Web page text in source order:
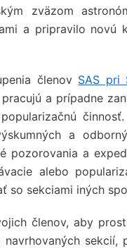
zväzom
a pripravilo novú
členov SAS pri
a prípadne
a
pozorovania a
alebo
so sekciami iných
členov, aby
sekcií,